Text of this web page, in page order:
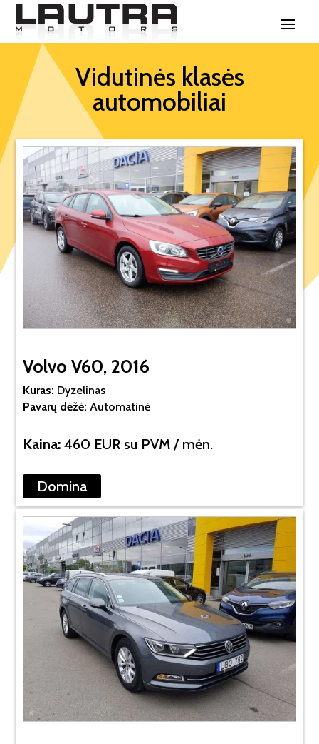
Vidutinės klasės
automobiliai
Volvo V60, 2016
Kuras: Dyzelinas
Pavarų dėžė: Automatinė
Kaina: 460 EUR su PVM / mėn.
Domina